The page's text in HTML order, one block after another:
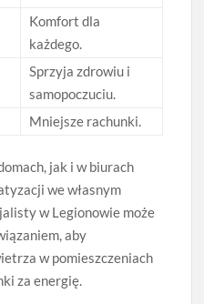
Komfort dla
każdego.
Sprzyja zdrowiu i
samopoczuciu.
Mniejsze rachunki.
jak i w biurach
we własnym
w Legionowie może
aby
w pomieszczeniach
za energię.